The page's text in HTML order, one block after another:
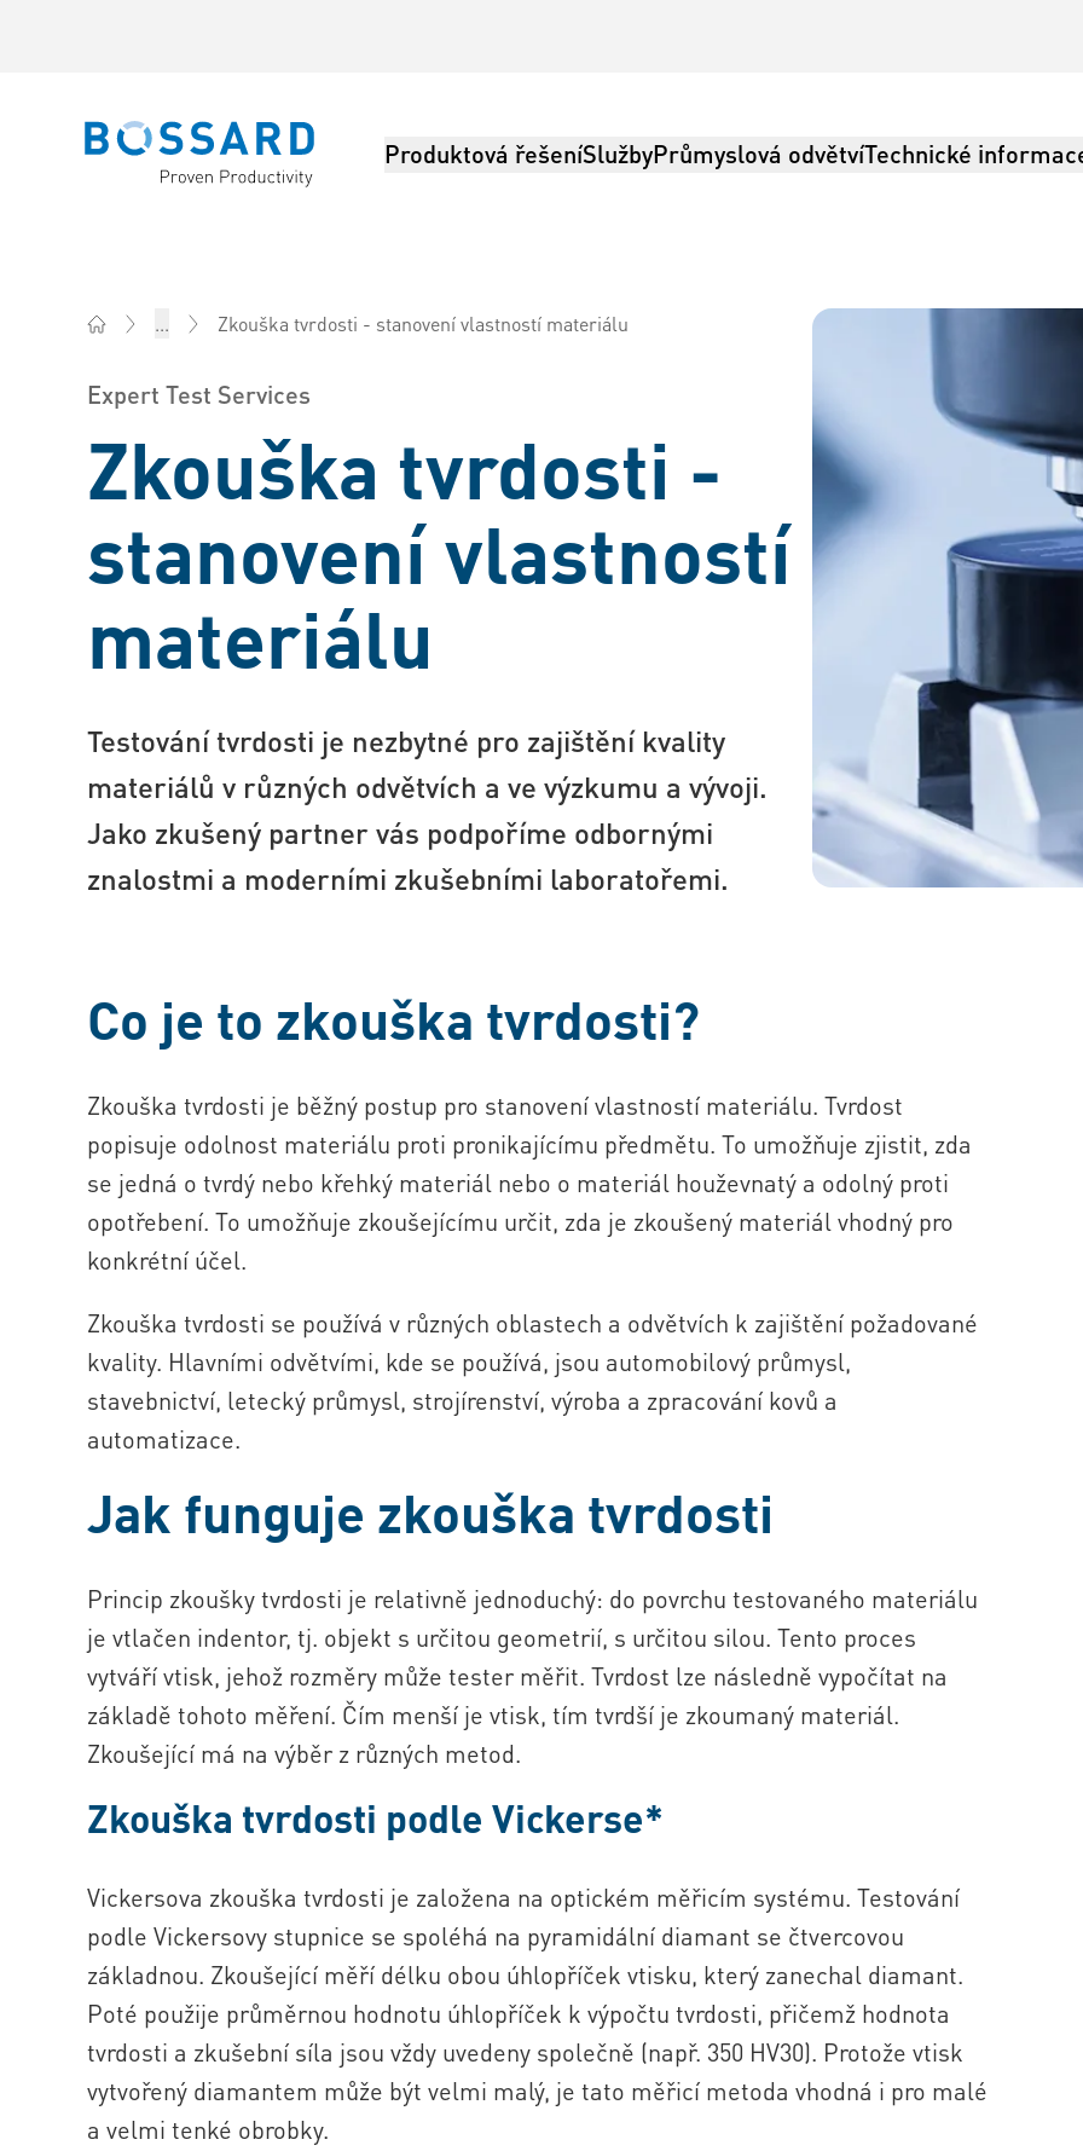
Bossard homepage Produktová řešeníSlužbyPrůmyslová odvětvíTechnické
... Zkouška tvrdosti - stanovení vlastností materiálu
Expert Test Services
Zkouška tvrdosti -
stanovení vlastností
materiálu
Testování tvrdosti je nezbytné pro zajištění kvality
materiálů v různých odvětvích a ve výzkumu a vývoji.
Jako zkušený partner vás podpoříme odbornými
znalostmi a moderními zkušebními laboratořemi.
Co je to zkouška tvrdosti?
Zkouška tvrdosti je běžný postup pro stanovení vlastností materiálu. Tvrdost
popisuje odolnost materiálu proti pronikajícímu předmětu. To umožňuje zjistit, zda
se jedná o tvrdý nebo křehký materiál nebo o materiál houževnatý a odolný proti
opotřebení. To umožňuje zkoušejícímu určit, zda je zkoušený materiál vhodný pro
konkrétní účel.
Zkouška tvrdosti se používá v různých oblastech a odvětvích k zajištění požadované
kvality. Hlavními odvětvími, kde se používá, jsou automobilový průmysl,
stavebnictví, letecký průmysl, strojírenství, výroba a zpracování kovů a
automatizace.
Jak funguje zkouška tvrdosti
Princip zkoušky tvrdosti je relativně jednoduchý: do povrchu testovaného materiálu
je vtlačen indentor, tj. objekt s určitou geometrií, s určitou silou. Tento proces
vytváří vtisk, jehož rozměry může tester měřit. Tvrdost lze následně vypočítat na
základě tohoto měření. Čím menší je vtisk, tím tvrdší je zkoumaný materiál.
Zkoušející má na výběr z různých metod.
Zkouška tvrdosti podle Vickerse*
Vickersova zkouška tvrdosti je založena na optickém měřicím systému. Testování
podle Vickersovy stupnice se spoléhá na pyramidální diamant se čtvercovou
základnou. Zkoušející měří délku obou úhlopříček vtisku, který zanechal diamant.
Poté použije průměrnou hodnotu úhlopříček k výpočtu tvrdosti, přičemž hodnota
tvrdosti a zkušební síla jsou vždy uvedeny společně (např. 350 HV30). Protože vtisk
vytvořený diamantem může být velmi malý, je tato měřicí metoda vhodná i pro malé
a velmi tenké obrobky.